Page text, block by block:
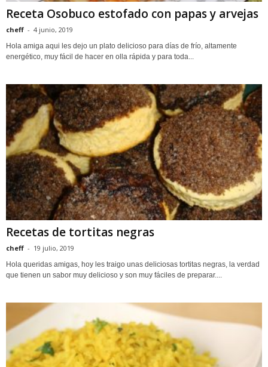
Receta Osobuco estofado con papas y arvejas
cheff - 4 junio, 2019
Hola amiga aqui les dejo un plato delicioso para días de frío, altamente
energético, muy fácil de hacer en olla rápida y para toda...
Recetas de tortitas negras
cheff - 19 julio, 2019
Hola queridas amigas, hoy les traigo unas deliciosas tortitas negras, la verdad
que tienen un sabor muy delicioso y son muy fáciles de preparar....